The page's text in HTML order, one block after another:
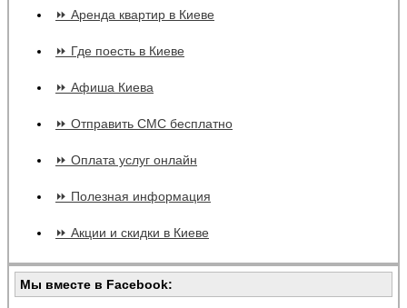
⏩ Аренда квартир в Киеве
⏩ Где поесть в Киеве
⏩ Афиша Киева
⏩ Отправить СМС бесплатно
⏩ Оплата услуг онлайн
⏩ Полезная информация
⏩ Акции и скидки в Киеве
Мы вместе в Facebook: